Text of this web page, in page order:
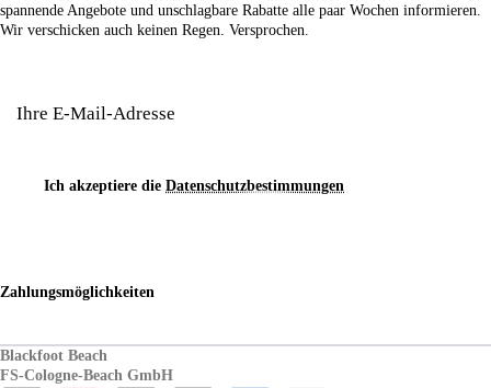
spannende Angebote und unschlagbare Rabatte alle paar Wochen informieren.
Wir verschicken auch keinen Regen. Versprochen.
Ich akzeptiere die Datenschutzbestimmungen
Zahlungsmöglichkeiten
Blackfoot Beach
FS-Cologne-Beach GmbH